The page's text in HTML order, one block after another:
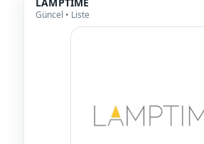
Güncel • Liste